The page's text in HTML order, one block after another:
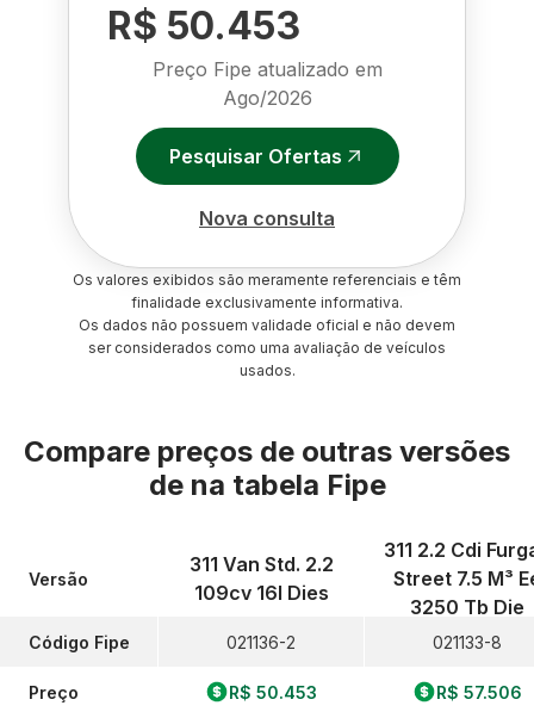
R$ 50.453
Preço Fipe atualizado em
Ago/2026
Pesquisar Ofertas
Nova consulta
Os valores exibidos são meramente referenciais e têm
finalidade exclusivamente informativa.
Os dados não possuem validade oficial e não devem
ser considerados como uma avaliação de veículos
usados.
Compare preços de outras versões
de na tabela Fipe
Versão
Código Fipe
Preço
311 Van Std. 2.2
109cv 16l Dies
021136-2
R$ 50.453
311 2.2 Cdi
Street 7.5 M³
3250 Tb Die
021133-8
R$ 57.506